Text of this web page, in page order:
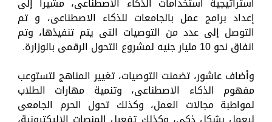
إعداد برامج عمل بالجامعات للذكاء الاصطناعى، و تم
التوصل إلى عدد من التوصيات التى يتم تنفيذها، وتم
انفاق نحو 10 مليار جنيه لمشروع التحول الرقمى بالوزارة.
وأضاف عاشور، تضمنت التوصيات، تغيير المناهج لتستوعب
مفهوم الذكاء الاصطناعى، وتنمية مهارات الطلاب
لمواطبة مجالات العمل، وكذلك تحول الحرم الجامعى